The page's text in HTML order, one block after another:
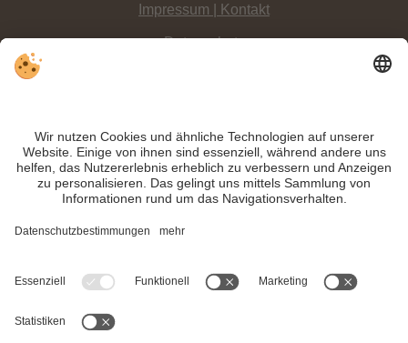
Impressum | Kontakt
Datenschutz
INFO:Die360° Panoramen aus der Dolomitenregion 3 Zinnengeben Ihnen
einen ersten Einblick in die wunderbare Urlaubsregion rund um die Drei
Trotz genauer Arbeit und ständigem Aktualisieren der Inhalte, können Fehler